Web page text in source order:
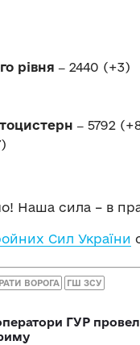
рівня ‒ 2440 (+3)
‒ 5792
Наша сила – в
Сил України
ВОРОГА ГШ ЗСУ
ГУР